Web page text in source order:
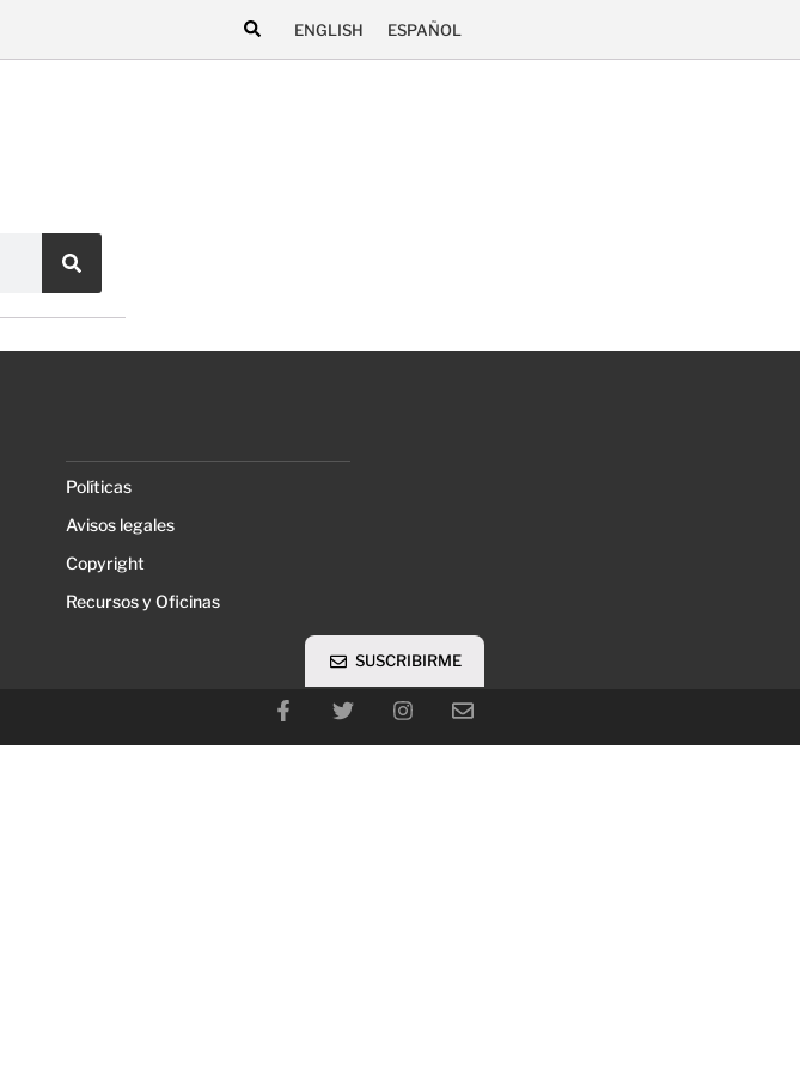
ENGLISH ESPAÑOL
Políticas
Avisos legales
Copyright
Recursos y Oficinas
SUSCRIBIRME